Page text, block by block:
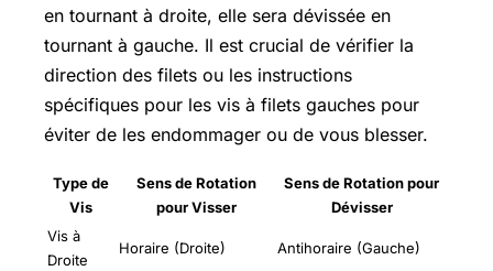
en tournant à droite, elle sera dévissée en
tournant à gauche. Il est crucial de vérifier la
direction des filets ou les instructions
spécifiques pour les vis à filets gauches pour
éviter de les endommager ou de vous blesser.
Type de
Vis
Sens de Rotation
pour Visser
Sens de Rotation pour
Dévisser
Vis à
Droite
Horaire (Droite) Antihoraire (Gauche)